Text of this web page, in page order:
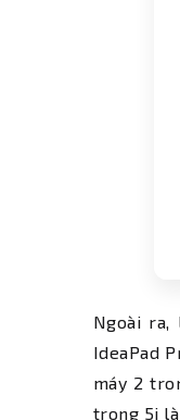
Ngoài ra,
IdeaPad
máy 2
trong 5i